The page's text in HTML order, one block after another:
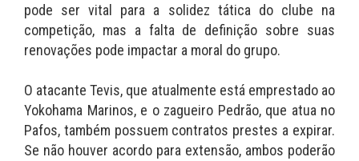
pode ser vital para a solidez tática do clube na
competição, mas a falta de definição sobre suas
renovações pode impactar a moral do grupo.
O atacante Tevis, que atualmente está emprestado ao
Yokohama Marinos, e o zagueiro Pedrão, que atua no
Pafos, também possuem contratos prestes a expirar.
Se não houver acordo para extensão, ambos poderão